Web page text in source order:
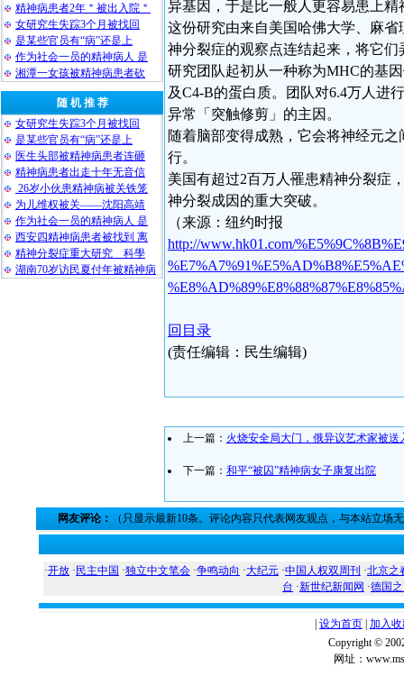
精神病患者2年＂被出入院＂
女研究生失踪3个月被找回
是某些官员有“病”还是上
作为社会一员的精神病人 是
湘潭一女孩被精神病患者砍
随 机 推 荐
女研究生失踪3个月被找回
是某些官员有“病”还是上
医生头部被精神病患者连砸
精神病患者出走十年无音信
26岁小伙患精神病被关铁笼
为儿维权被关——沈阳高靖
作为社会一员的精神病人 是
西安四精神病患者被找到 离
精神分裂症重大研究 科學
湖南70岁访民夏付年被精神病
异基因，于是比一般人更容易患上精
这份研究由来自美国哈佛大学、麻省
神分裂症的观察点连结起来，将它们
研究团队起初从一种称为MHC的基
及C4-B的蛋白质。团队对6.4万人进
异常「突触修剪」的主因。
随着脑部变得成熟，它会将神经元
行。
美国有超过2百万人罹患精神分裂症
神分裂成因的重大突破。
（来源：纽约时报
http://www.hk01.com/
回目录
(责任编辑：民生编辑)
上一篇： 火烧安全局大门，俄异议艺术家被送
下一篇： 和平“被囚”精神病女子康复出院
网友评论： （只显示最新10条。评论内容只代表网友观点，与本站立场
·开放 · 民主中国 ·独立中文笔会 ·争鸣动向 ·大纪元 ·中国人权双周刊 ·北京之
台 ·新世纪新闻网 ·德国
设为首页 加入
Copyright ©
网址：